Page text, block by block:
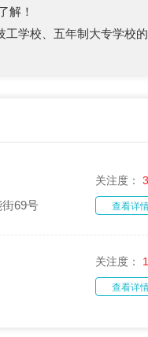
解！
学校、五年制大专学校
69号
关注度：
查看详
关注度：
查看详